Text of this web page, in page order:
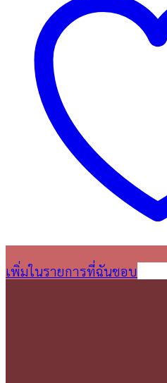
เพิ่มในรายการที่ฉันชอบ